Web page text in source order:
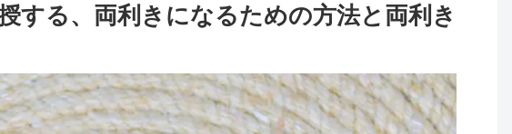
する、両利きになるための方法と両利き